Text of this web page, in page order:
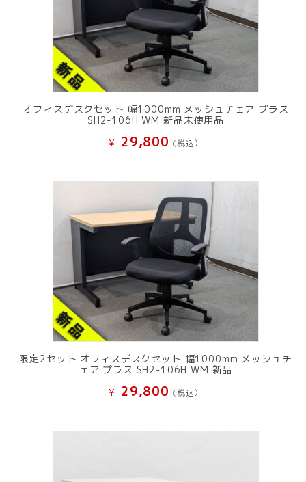
オフィスデスクセット 幅1000mm メッシュチェア プラス
SH2-106H WM 新品未使用品
¥ 29,800 (税込）
限定2セット オフィスデスクセット 幅1000mm メッシュチ
ェア プラス SH2-106H WM 新品
¥ 29,800 (税込）